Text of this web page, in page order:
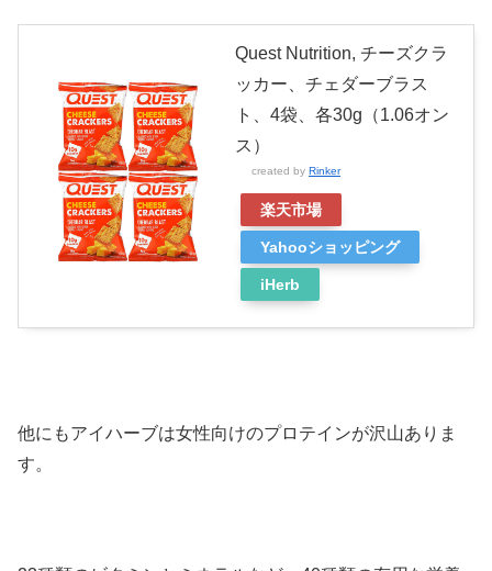
Quest Nutrition, チーズクラ
ッカー、チェダーブラス
ト、4袋、各30g（1.06オン
ス）
created by Rinker
楽天市場
Yahooショッピング
iHerb
他にもアイハーブは女性向けのプロテインが沢山ありま
す。